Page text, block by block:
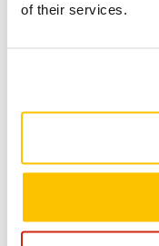
of their services.
Gör en retur